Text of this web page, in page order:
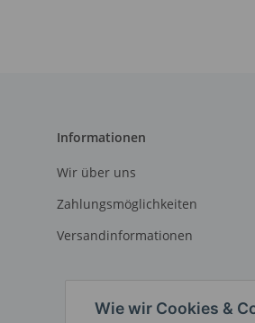
Wie wir Cookies &
Informationen
Wir über uns
Zahlungsmöglichkeiten
Versandinformationen